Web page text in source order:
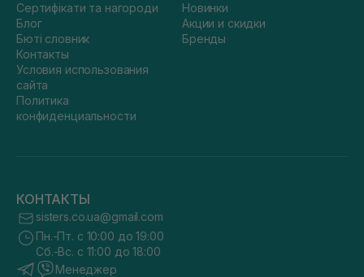
Сертифікати та нагороди
Блог
Бюті словник
Контакты
Условия использования
сайта
Политика
конфиденциальности
Новинки
Акции и скидки
Бренды
КОНТАКТЫ
sisters.co.ua@gmail.com
Пн.-Пт. с 10:00 до 19:00
Сб.-Вс. с 11:00 до 18:00
Менеджер